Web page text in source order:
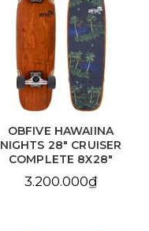
OBFIVE HAWAIINA
NIGHTS 28" CRUISER
COMPLETE 8X28"
3.200.000₫